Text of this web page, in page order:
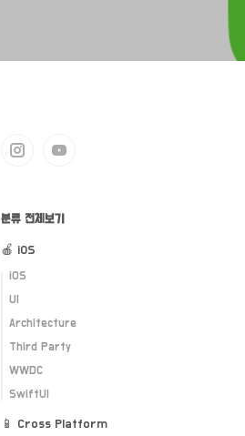
분류 전체보기
🍎 iOS
iOS
UI
Architecture
Third Party
WWDC
SwiftUI
📱 Cross Platform